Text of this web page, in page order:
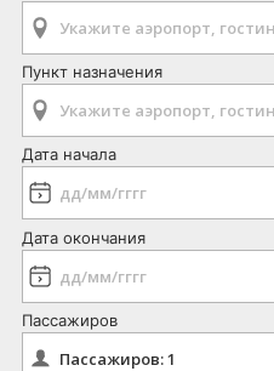
Пункт назначения
Дата начала
Дата окончания
Пассажиров